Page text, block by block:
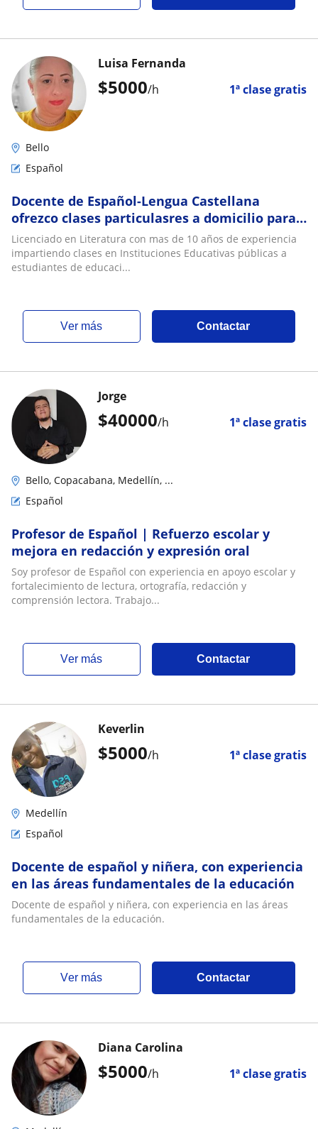
$5000/h 1ª clase gratis
Luisa Fernanda
Bello
Español
Docente de Español-Lengua Castellana
ofrezco clases particulasres a domicilio para
estudiantes de Educacion Basica y Media
Licenciado en Literatura con mas de 10 años de experiencia
impartiendo clases en Instituciones Educativas públicas a
estudiantes de educaci...
ver más Contactar
$40000/h 1ª clase gratis
Jorge
Bello, Copacabana, Medellín, ...
Español
Profesor de Español | Refuerzo escolar y
mejora en redacción y expresión oral
Soy profesor de Español con experiencia en apoyo escolar y
fortalecimiento de lectura, ortografía, redacción y
comprensión lectora. Trabajo...
ver más Contactar
$5000/h 1ª clase gratis
Keverlin
Medellín
Español
Docente de español y niñera, con experiencia
en las áreas fundamentales de la educación
Docente de español y niñera, con experiencia en las áreas
fundamentales de la educación.
ver más Contactar
$5000/h 1ª clase gratis
Diana Carolina